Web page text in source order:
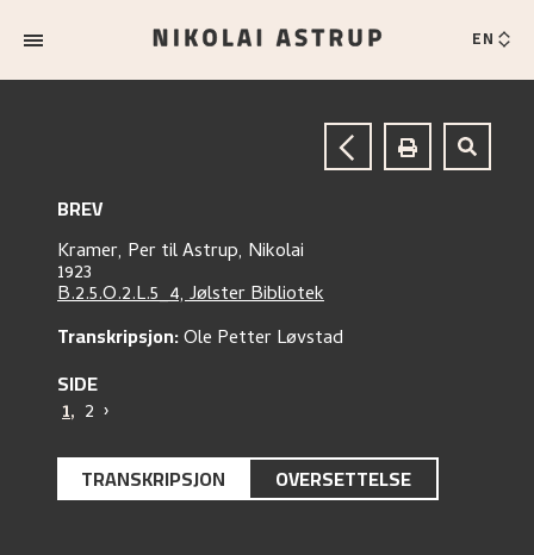
EN
BREV
Kramer, PertilAstrup, Nikolai
1923
B.2.5.O.2.L.5_4, Jølster Bibliotek
Transkripsjon:Ole Petter Løvstad
SIDE
1, 2 ›
TRANSKRIPSJON OVERSETTELSE